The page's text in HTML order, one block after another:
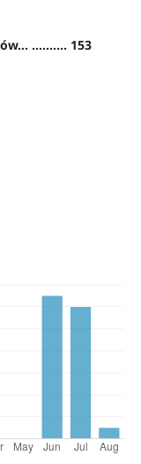
.......... 153